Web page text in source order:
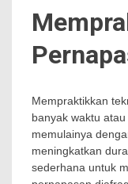
Mempraktikkan
banyak waktu
memulainya
meningkatkan
sederhana untuk